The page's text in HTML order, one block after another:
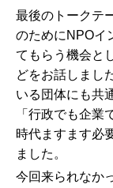
最後のトークテ
のためにNPOイ
てもらう機会と
どをお話しまし
いる団体にも共
「行政でも企
時代ますます必
ました。
今回来られなか